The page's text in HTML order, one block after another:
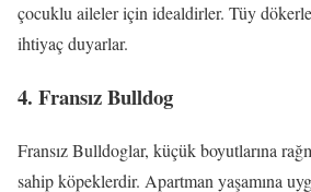
çocuklu aileler için idealdirler. Tüy
ihtiyaç duyarlar.
4. Fransız Bulldog
Fransız Bulldoglar, küçük boyutlarına
sahip köpeklerdir. Apartman yaşamına